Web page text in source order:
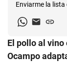
Enviarme la lista
El pollo al vino
Ocampo